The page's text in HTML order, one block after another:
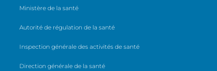
Ministère de la santé
Autorité de régulation de la santé
Inspection générale des activités de santé
Direction générale de la santé